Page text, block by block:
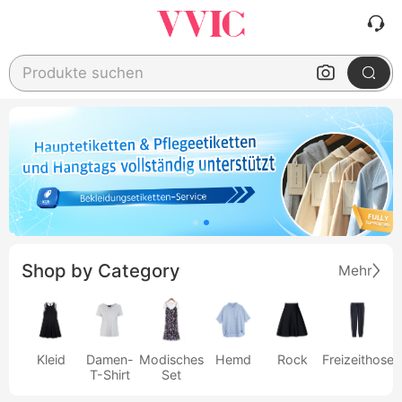
Produkte suchen
Shop by Category Mehr
Kleid
Damen-
T-Shirt
Modisches
Set
Hemd Rock Freizeithose